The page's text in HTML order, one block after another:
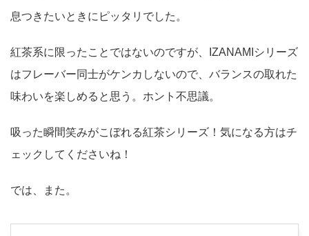
息つきたいときにピッタリでした。
紅茶系に限ったことではないのですが、IZANAMIシリーズ
はフレーバー同士がケンカしないので、バランスの取れた
味わいを楽しめると思う。ホント不思議。
吸った瞬間笑みがこぼれる紅茶シリーズ！気になる方はチ
ェックしてくださいね！
では、また。